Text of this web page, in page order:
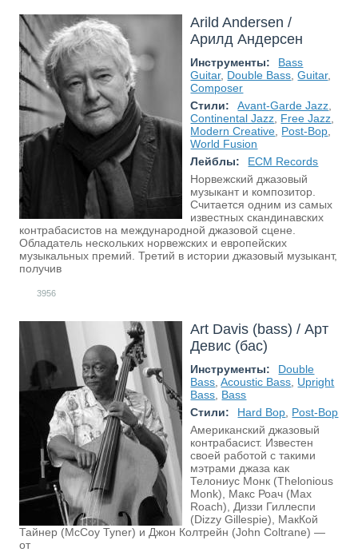
Arild Andersen /
Арилд Андерсен
Инструменты:
Bass
Guitar, Double Bass ,Guitar,
Composer
Стили:
Avant-Garde Jazz
Continental Jazz Free Jazz
Modern Creative Post-Bop
World Fusion
Лейблы:
ECM Records
Норвежский джазовый
музыкант и композитор.
Считается одним из самых
известных скандинавских
контрабасистов на международной джазовой сцене.
Обладатель нескольких норвежских и европейских
музыкальных премий. Третий в истории джазовый музыкант,
получив
3956
Art Davis (bass) / Арт
Девис (бас)
Инструменты:
Double
Bass ,Acoustic Bass Upright
Bass Bass
Стили:
Hard Bop Post-Bop
Американский джазовый
контрабасист. Известен
своей работой с такими
мэтрами джаза как
Телониус Монк (Thelonious
Monk), Макс Роач (Max
Roach), Диззи Гиллеспи
(Dizzy Gillespie), МакКой
Тайнер (McCoy Tyner) и Джон Колтрейн (John Coltrane) —
от